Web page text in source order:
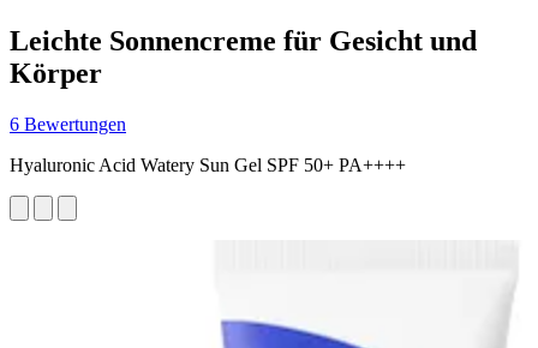
Leichte Sonnencreme für Gesicht und
Körper
6 Bewertungen
Hyaluronic Acid Watery Sun Gel SPF 50+ PA++++